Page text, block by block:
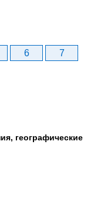
6 7
географические